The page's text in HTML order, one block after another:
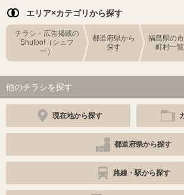
エリア×カテゴリから探す
チラシ・広告掲載の
Shufoo!（シュフ
ー）
都道府県から
探す
福島県の
町村一覧
他のチラシを探す
現在地から探す
都道府県から探す
路線・駅から探す